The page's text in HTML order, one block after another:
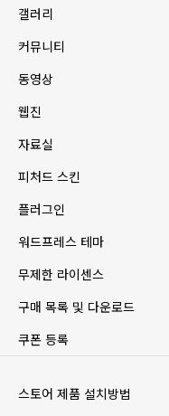
갤러리
커뮤니티
동영상
웹진
자료실
피처드 스킨
플러그인
워드프레스 테마
무제한 라이센스
구매 목록 및 다운로드
쿠폰 등록
스토어 제품 설치방법